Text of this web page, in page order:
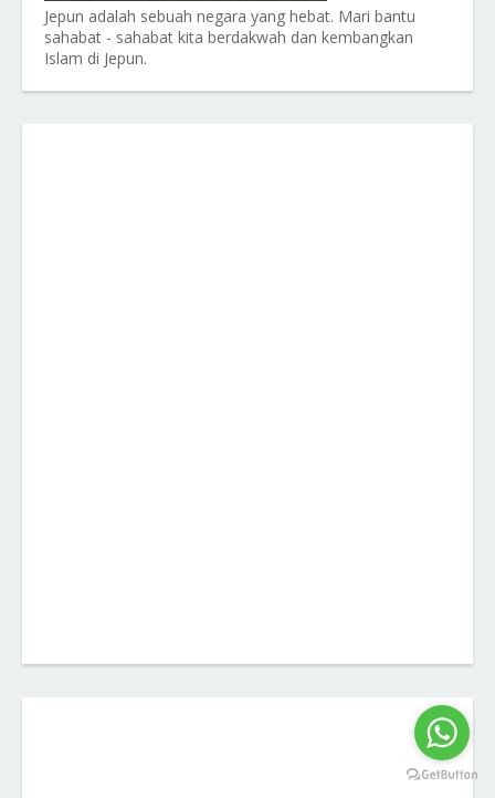
Jepun adalah sebuah negara yang hebat. Mari bantu
sahabat - sahabat kita berdakwah dan kembangkan
Islam di Jepun.